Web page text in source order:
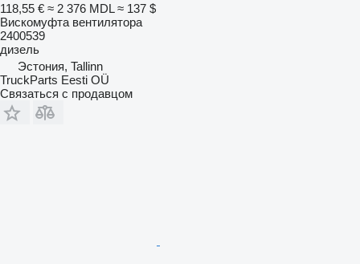
118,55 € ≈ 2 376 MDL ≈ 137 $
Вискомуфта вентилятора
2400539
дизель
Эстония, Tallinn
TruckParts Eesti OÜ
Связаться с продавцом